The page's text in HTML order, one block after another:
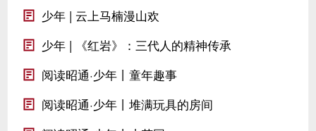
少年 | 云上马楠漫山欢
少年 | 《红岩》：三代人的精神传承
阅读昭通·少年丨童年趣事
阅读昭通·少年丨堆满玩具的房间